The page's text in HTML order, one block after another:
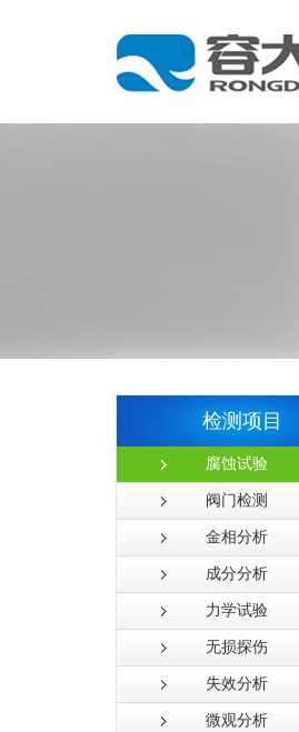
检测项目
腐蚀试验
阀门检测
金相分析
成分分析
力学试验
无损探伤
失效分析
微观分析